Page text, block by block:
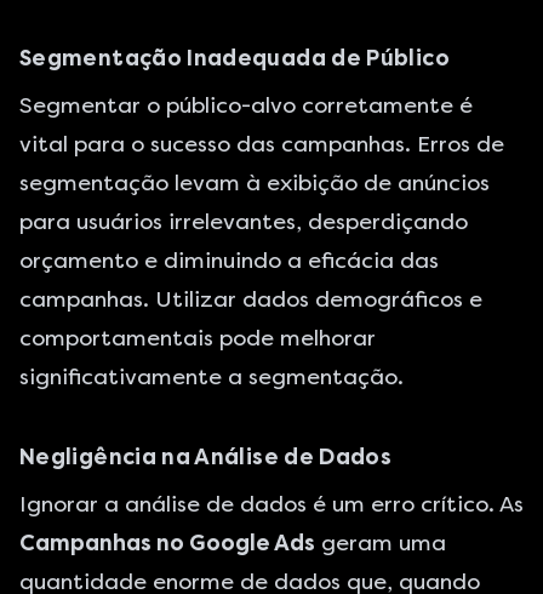
Segmentação Inadequada de Público
Segmentar o público-alvo corretamente é
vital para o sucesso das campanhas. Erros de
segmentação levam à exibição de anúncios
para usuários irrelevantes, desperdiçando
orçamento e diminuindo a eficácia das
campanhas. Utilizar dados demográficos e
comportamentais pode melhorar
significativamente a segmentação.
Negligência na Análise de Dados
Ignorar a análise de dados é um erro crítico. As
Campanhas no Google Ads geram uma
quantidade enorme de dados que, quando